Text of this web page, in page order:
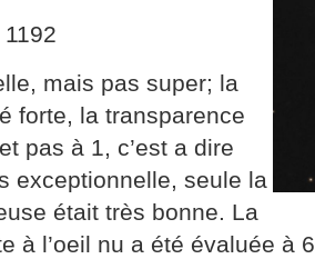
mais pas super; la
forte, la transparence
pas à 1, c’est a dire
exceptionnelle, seule la
était très bonne. La
à l’oeil nu a été évaluée à